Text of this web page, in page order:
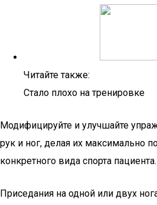
Читайте также:
Стало плохо на тренировке
Модифицируйте и улучшайте
рук и ног, делая их максимально
конкретного вида спорта пациента.
Приседания на одной или двух